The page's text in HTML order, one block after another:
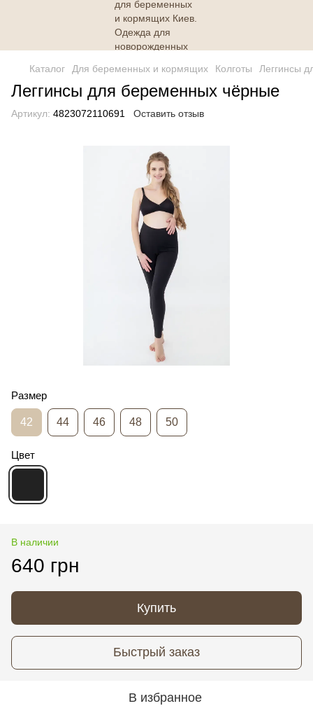
Каталог Для беременных и кормящих Колготы Леггинсы
Леггинсы для беременных чёрные
Артикул: 4823072110691 Оставить отзыв
Размер
42 44 46 48 50
Цвет
В наличии
640 грн
Купить
Быстрый заказ
В избранное